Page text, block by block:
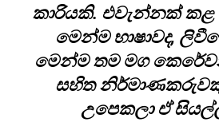
කාරියකි. එවැන්නක්
මෙන්ම භාෂාවද,
මෙන්ම තම මග
සහිත
උපෙකලා ඒ